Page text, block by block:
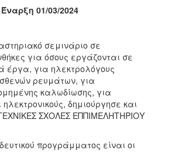
Έναρξη 01/03/2024
σεμινάριο σε
για όσους εργάζονται σε
έργα, για ηλεκτρολόγους
ρευμάτων, για
καλωδίωσης, για
ηλεκτρονικούς, δημιούργησε και
ΣΧΟΛΕΣ ΕΠΠΙΜΕΛΗΤΗΡΙΟΥ
προγράμματος είναι οι